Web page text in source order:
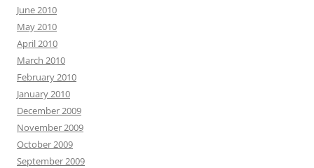
June 2010
May 2010
April 2010
March 2010
February 2010
January 2010
December 2009
November 2009
October 2009
September 2009